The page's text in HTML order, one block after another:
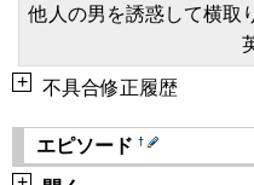
他人の男を誘惑して横取
+
不具合修正履歴
エピソード †